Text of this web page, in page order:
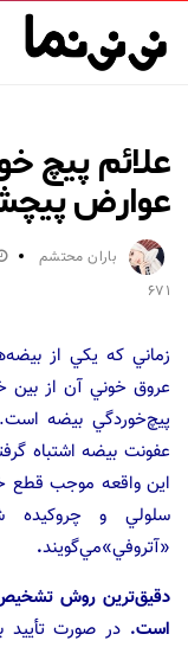
علائم پیچ
عوارض
باران محتشم
671
زماني كه يكي از
عروق خوني آن از بين
پيچ‌خوردگي بيضه
عفونت بيضه اشتباه
اين واقعه موجب قطع
‌سلولي و
«آتروفي‌»مي‌گويند.
دقيق‌ترين روش تشخيص
است‌. در صورت تأييد